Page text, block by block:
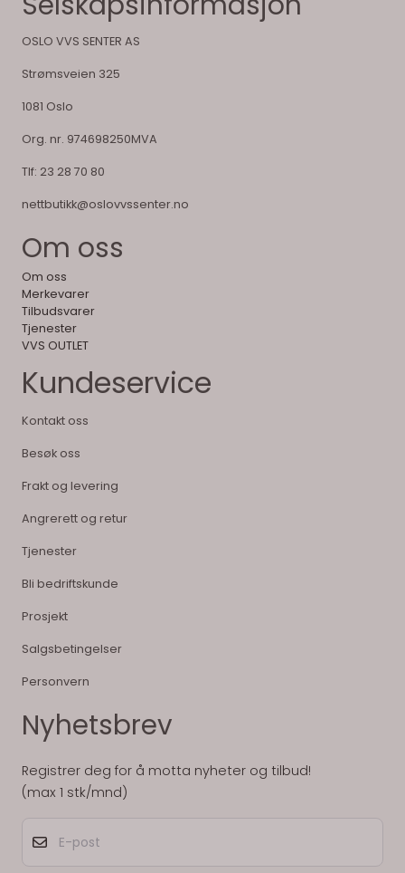
OSLO VVS SENTER AS
Strømsveien 325
1081 Oslo
Org. nr. 974698250MVA
Tlf: 23 28 70 80
nettbutikk@oslovvssenter.no
Om oss
Om oss
Merkevarer
Tilbudsvarer
Tjenester
VVS OUTLET
Kundeservice
Kontakt oss
Besøk oss
Frakt og levering
Angrerett og retur
Tjenester
Bli bedriftskunde
Prosjekt
Salgsbetingelser
Personvern
Nyhetsbrev
Registrer deg for å motta nyheter og tilbud!
(max 1 stk/mnd)